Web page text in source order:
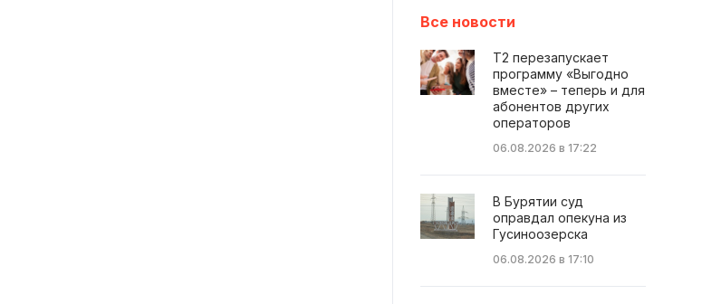
Все новости
Т2 перезапускает
программу «Выгодно
вместе» – теперь и для
абонентов других
операторов
06.08.2026 в 17:22
В Бурятии суд
оправдал опекуна из
Гусиноозерска
06.08.2026 в 17:10